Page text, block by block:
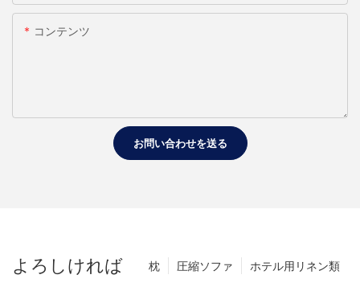
コンテンツ
お問い合わせを送る
よろしければ ホテル用リネン類
圧縮ソファ
枕